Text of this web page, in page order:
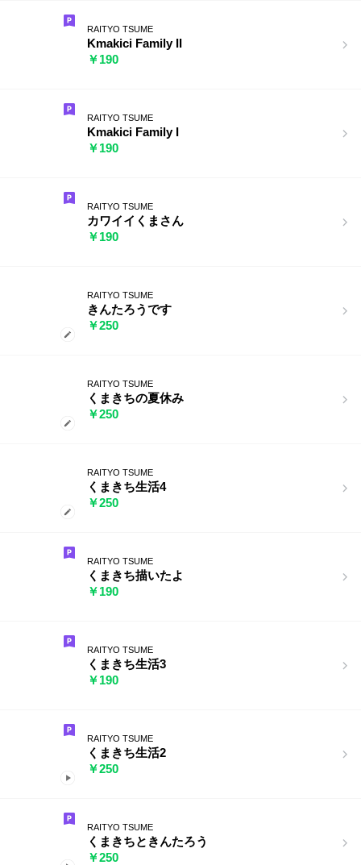
RAITYO TSUME
Kmakici Family II
￥190
RAITYO TSUME
Kmakici Family I
￥190
RAITYO TSUME
カワイイくまさん
￥190
RAITYO TSUME
きんたろうです
￥250
RAITYO TSUME
くまきちの夏休み
￥250
RAITYO TSUME
くまきち生活4
￥250
RAITYO TSUME
くまきち描いたよ
￥190
RAITYO TSUME
くまきち生活3
￥190
RAITYO TSUME
くまきち生活2
￥250
RAITYO TSUME
くまきちときんたろう
￥250